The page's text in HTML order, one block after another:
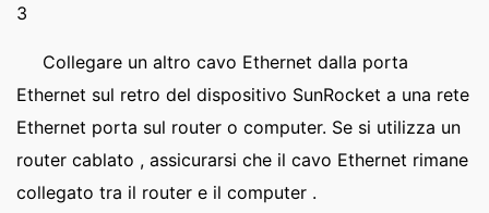
3
Collegare un altro cavo Ethernet dalla porta
Ethernet sul retro del dispositivo SunRocket a una rete
Ethernet porta sul router o computer. Se si utilizza un
router cablato , assicurarsi che il cavo Ethernet rimane
collegato tra il router e il computer .